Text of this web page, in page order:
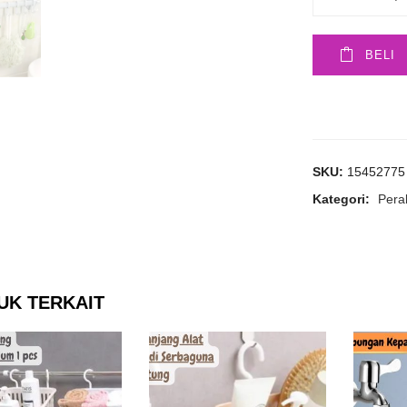
BELI
SKU: 15452775
Kategori:
TERKAIT